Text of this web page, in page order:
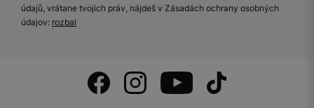
údajů, vrátane tvojich práv, nájdeš v Zásadách ochrany osobných
údajov: rozbal